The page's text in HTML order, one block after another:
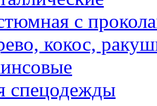
с
кокос,
спецодежды